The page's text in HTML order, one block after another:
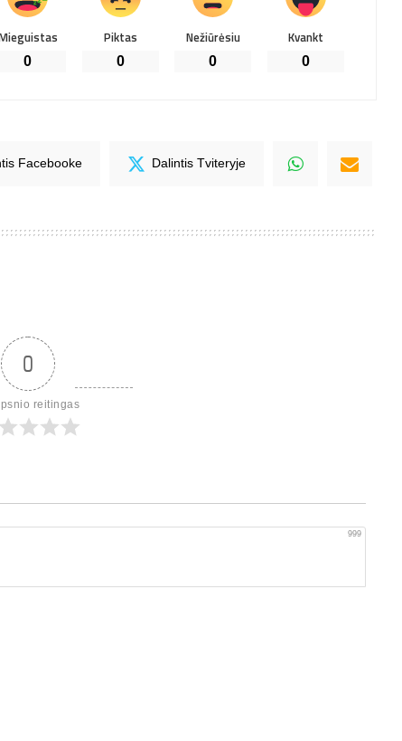
0
Piktas
0
Nežiūrėsiu
0
Kvankt
0
Facebooke Dalintis Tviteryje
0
reitingas
999